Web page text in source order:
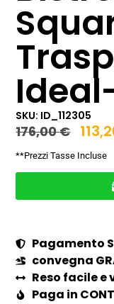
SKU: ID_112305
176,00€
**Prezzi Tasse Incluse
Pagamento
convegna
Reso facile e
Paga in